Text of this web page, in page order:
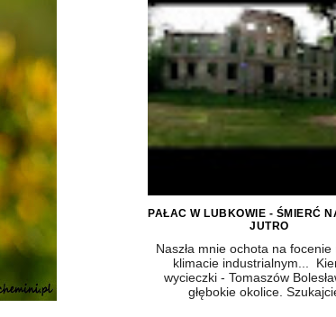
PAŁAC W LUBKOWIE - ŚMIERĆ
JUTRO
Naszła mnie ochota na focenie
klimacie industrialnym...
wycieczki - Tomaszów
głębokie okolice.